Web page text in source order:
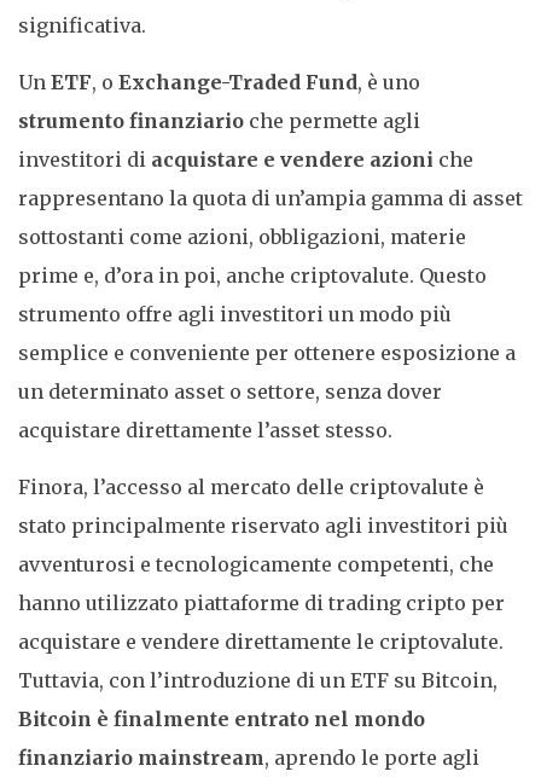
significativa.
Un ETF, o Exchange-Traded Fund, è uno
strumento finanziario che permette agli
investitori di acquistare e vendere azioni che
rappresentano la quota di un’ampia gamma di asset
sottostanti come azioni, obbligazioni, materie
prime e, d’ora in poi, anche criptovalute. Questo
strumento offre agli investitori un modo più
semplice e conveniente per ottenere esposizione a
un determinato asset o settore, senza dover
acquistare direttamente l’asset stesso.
Finora, l’accesso al mercato delle criptovalute è
stato principalmente riservato agli investitori più
avventurosi e tecnologicamente competenti, che
hanno utilizzato piattaforme di trading cripto per
acquistare e vendere direttamente le criptovalute.
Tuttavia, con l’introduzione di un ETF su Bitcoin,
Bitcoin è finalmente entrato nel mondo
finanziario mainstream, aprendo le porte agli